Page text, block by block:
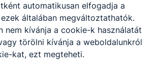
automatikusan elfogadja a
általában megváltoztathatók.
nem kívánja a cookie-k használatát
törölni kívánja a weboldalunkról
kat, ezt megteheti.